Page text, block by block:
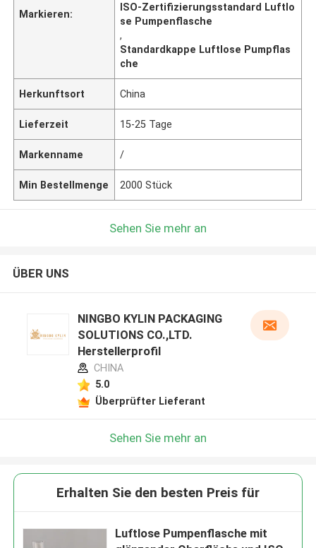
Markieren:
ISO-Zertifizierungsstandard Luftlo
se Pumpenflasche
,
Standardkappe Luftlose Pumpflas
che
Herkunftsort China
Lieferzeit 15-25 Tage
Markenname /
Min Bestellmenge 2000 Stück
Sehen Sie mehr an
ÜBER UNS
NINGBO KYLIN PACKAGING
SOLUTIONS CO.,LTD.
Herstellerprofil
CHINA
5.0
Überprüfter Lieferant
Sehen Sie mehr an
Erhalten Sie den besten Preis für
Luftlose Pumpenflasche mit